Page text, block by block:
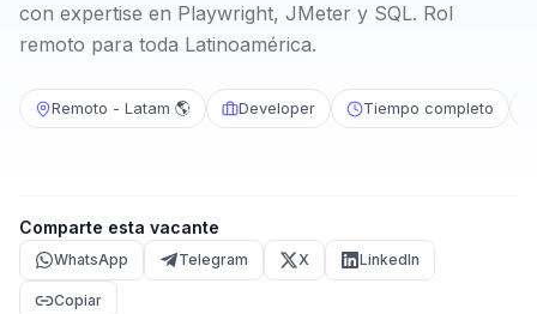
con expertise en Playwright, JMeter y SQL. Rol
remoto para toda Latinoamérica.
Remoto - Latam 🌎 Developer Tiempo completo
Comparte esta vacante
WhatsApp Telegram X LinkedIn
Copiar